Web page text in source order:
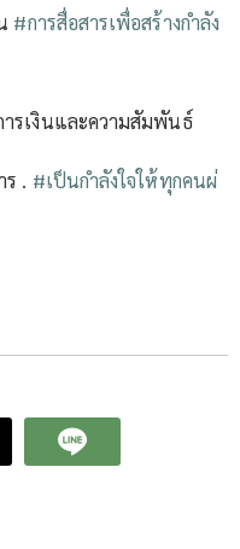
#การสื่อสารเพื่อสร้างกำลัง
รเงินและความสัมพันธ์
ร . #เป็นกำลังใจให้ทุกคนผ่